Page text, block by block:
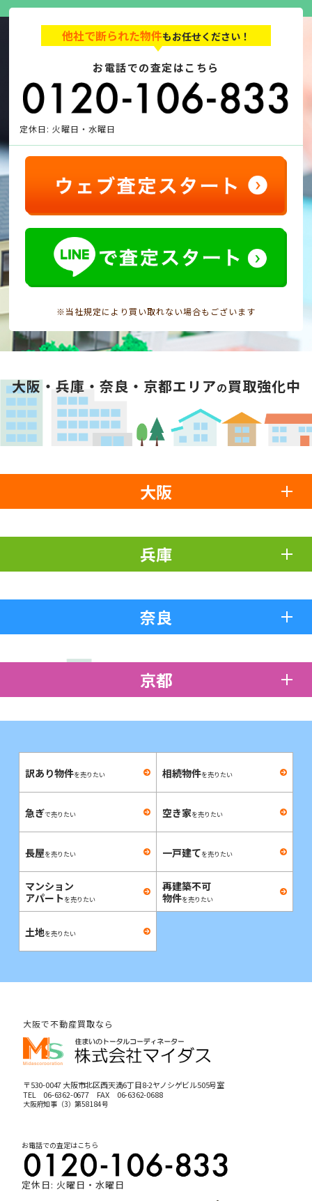
他社で断られた物件もお任せください！
お電話での査定はこちら
定休日: 火曜日・水曜日
※当社規定により買い取れない場合もございます
大阪・兵庫・奈良・京都エリアの買取強化中
大阪
兵庫
奈良
京都
訳あり物件を売りたい 相続物件を売りたい
急ぎで売りたい 空き家を売りたい
長屋を売りたい 一戸建てを売りたい
マンション
アパートを売りたい
再建築不可
物件を売りたい
土地を売りたい
大阪で不動産買取なら
〒530-0047 大阪市北区西天満6丁目8-2ヤノシゲビル505号室
TEL 06-6362-0677FAX 06-6362-0688
大阪府知事（3）第58184号
お電話での査定はこちら
定休日: 火曜日・水曜日